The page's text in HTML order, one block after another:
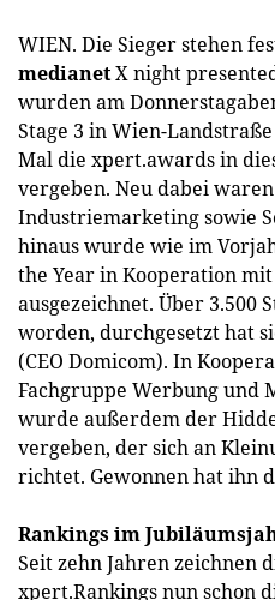
WIEN. Die Sieger stehen
medianetX night
wurden am
Stage 3 in Wien-
Mal die xpert.awards in
vergeben. Neu dabei waren
Industriemarketing sowie
hinaus wurde wie im
the Year in Kooperation
ausgezeichnet. Über 3.500
worden, durchgesetzt hat
(CEO Domicom). In
Fachgruppe ­Werbung und
wurde außerdem der
vergeben, der sich an
richtet. Gewonnen hat ihn
Rankings im
Seit zehn Jahren zeichnen
xpert.Rankings nun schon